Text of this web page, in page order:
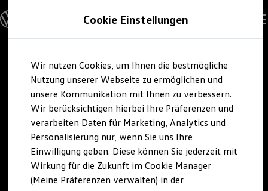
Hauptinhalt
springen
Footer
springen
Modelle und Konfigurator
Konfigurator
Modelle vergleichen
Elektroautos
ENERGY Sondermodelle
Nutzfahrzeuge
SUV und CUV
Familienautos
Kombis
Kompaktwagen
Sportwagen
Schnell verfügbare Fahrzeuge
Angebote und Produkte
Aktuelle Angebote
E-Auto-Förderung
Cookie Einstellungen
Wir nutzen Cookies, um Ihnen die bestmögliche
Nutzung unserer Webseite zu ermöglichen und
unsere Kommunikation mit Ihnen zu verbessern.
Wir berücksichtigen hierbei Ihre Präferenzen und
verarbeiten Daten für Marketing, Analytics und
Personalisierung nur, wenn Sie uns Ihre
Einwilligung geben. Diese können Sie jederzeit mit
Wirkung für die Zukunft im Cookie Manager
(Meine Präferenzen verwalten) in der